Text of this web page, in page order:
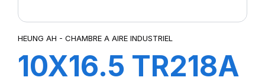
HEUNG AH - CHAMBRE A AIRE INDUSTRIEL
10X16.5 TR218A